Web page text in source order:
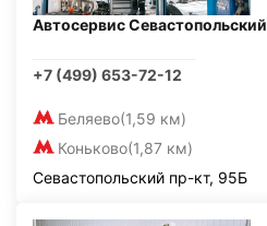
Автосервис Севастопольский
+7 (499) 653-72-12
Беляево(1,59 км)
Коньково(1,87 км)
Севастопольский пр-кт, 95Б